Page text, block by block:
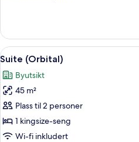
(Stratosphere
Room)
Åpne
alle
bildene
av
Suite
(Orbital)
5
Suite (Orbital)
Byutsikt
45 m²
Plass til 2 personer
1 kingsize-seng
Wi-fi inkludert